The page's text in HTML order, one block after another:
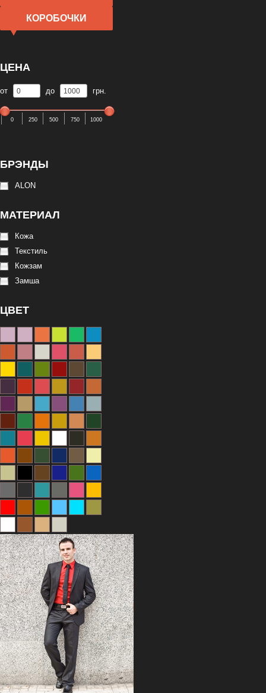
КОРОБОЧКИ
ЦЕНА
от до грн.
0 250 500 750 1000
БРЭНДЫ
ALON
МАТЕРИАЛ
Кожа
Текстиль
Кожзам
Замша
ЦВЕТ